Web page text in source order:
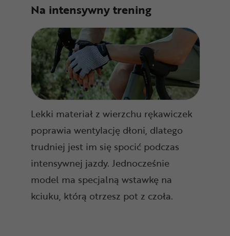
Na intensywny trening
Lekki materiał z wierzchu rękawiczek
poprawia wentylację dłoni, dlatego
trudniej jest im się spocić podczas
intensywnej jazdy. Jednocześnie
model ma specjalną wstawkę na
kciuku, którą otrzesz pot z czoła.